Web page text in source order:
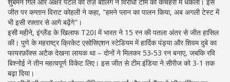
जीत पर कप्तान विराट कोहली ने कहा, "हमने प्लान का पालन किया, अब अगली टेस्ट में
भी इसी रफ़्तार से आगे बढ़ेंगे"।
इसी महीने, इंग्लैंड के खिलाफ T20I में भारत ने 15 रन की पतला अंतर से जीत हासिल
की। पुणे के महराष्ट्र क्रिकेट एसोसिएशन स्टेडियम में हार्दिक पंड्या और शिवम दुबे का
फायरफ़ॉक्स अटैक देखना लायक था – दोनों ने मिलकर 53‑53 रन बनाए, जबकि रवि
बिश्नोई ने तीन महत्वपूर्ण विकेट लिए। इस जीत से टीम इंडिया ने सीरीज को 3-1 तक
बढ़ा दिया।